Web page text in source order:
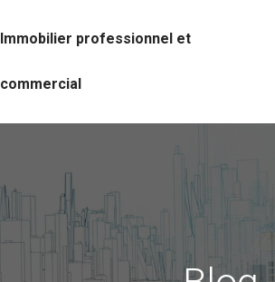
Immobilier professionnel et
commercial